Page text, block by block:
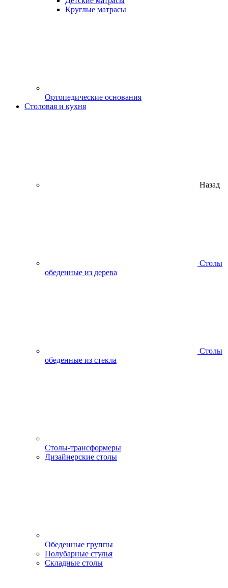
Круглые матрасы
Ортопедические основания
Столовая и кухня
Назад
Столы
обеденные из дерева
Столы
обеденные из стекла
Столы-трансформеры
Дизайнерские столы
Обеденные группы
Полубарные стулья
Складные столы